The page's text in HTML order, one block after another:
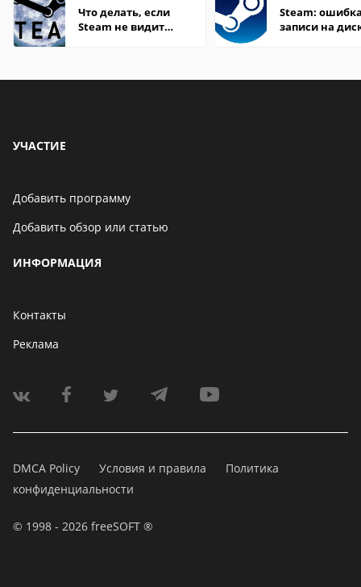
Что делать, если
Steam не видит
Steam:
записи на
УЧАСТИЕ
Добавить программу
Добавить обзор или статью
ИНФОРМАЦИЯ
Контакты
Реклама
DMCA Policy Условия и правила
Политика
конфиденциальности
© 1998 - 2026 freeSOFT ®